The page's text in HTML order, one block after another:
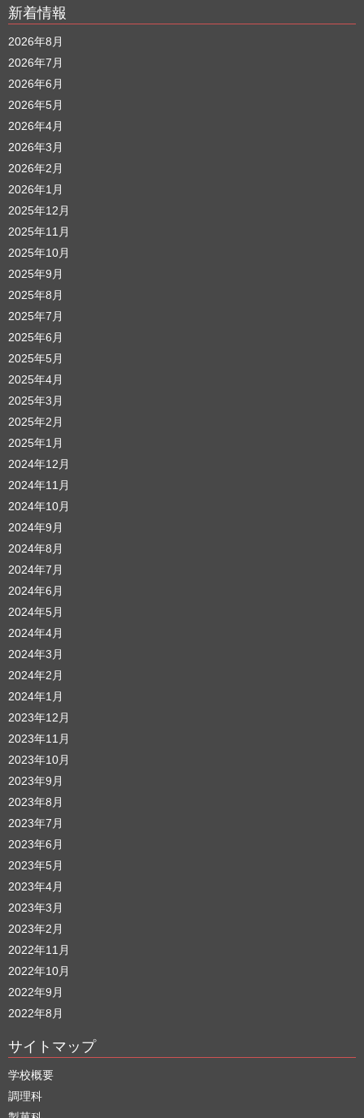
新着情報
2026年8月
2026年7月
2026年6月
2026年5月
2026年4月
2026年3月
2026年2月
2026年1月
2025年12月
2025年11月
2025年10月
2025年9月
2025年8月
2025年7月
2025年6月
2025年5月
2025年4月
2025年3月
2025年2月
2025年1月
2024年12月
2024年11月
2024年10月
2024年9月
2024年8月
2024年7月
2024年6月
2024年5月
2024年4月
2024年3月
2024年2月
2024年1月
2023年12月
2023年11月
2023年10月
2023年9月
2023年8月
2023年7月
2023年6月
2023年5月
2023年4月
2023年3月
2023年2月
2022年11月
2022年10月
2022年9月
2022年8月
サイトマップ
学校概要
調理科